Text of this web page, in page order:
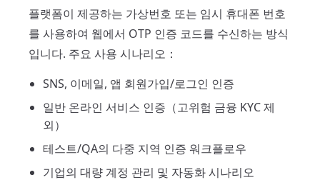
플랫폼이 제공하는 가상번호 또는 임시 휴대폰 번호
를 사용하여 웹에서 OTP 인증 코드를 수신하는 방식
입니다. 주요 사용 시나리오：
SNS, 이메일, 앱 회원가입/로그인 인증
일반 온라인 서비스 인증（고위험 금융 KYC 제
외）
테스트/QA의 다중 지역 인증 워크플로우
기업의 대량 계정 관리 및 자동화 시나리오